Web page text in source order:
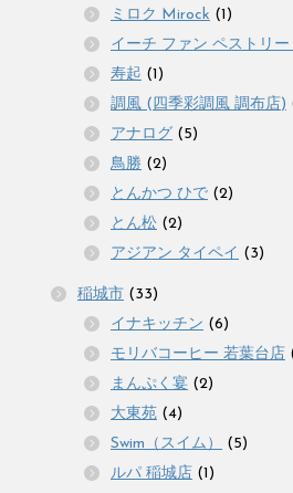
ミロク Mirock (1)
イーチ ファン ペストリ
寿起 (1)
調風 (四季彩調風 調布店)
アナログ (5)
鳥勝 (2)
とんかつ ひで (2)
とん松 (2)
アジアン タイペイ (3)
稲城市 (33)
イナキッチン (6)
モリバコーヒー 若葉台店
まんぷく宴 (2)
大東苑 (4)
Swim（スイム）
(5)
ルパ 稲城店 (1)